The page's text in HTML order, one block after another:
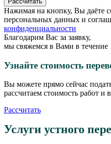
Нажимая на кнопку, Вы даёте
персональных данных и
конфиденциальности
Благодарим Вас за заявку,
мы свяжемся в Вами в течение
Узнайте стоимость
Вы можете прямо сейчас
рассчитаем стоимость работ и
Рассчитать
Услуги устного